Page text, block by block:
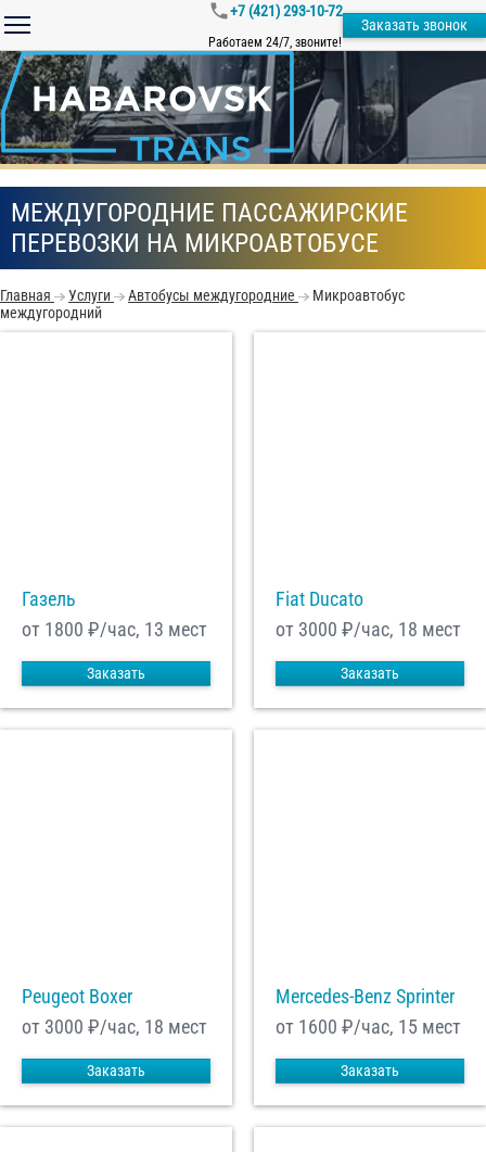
+7 (421) 293-10-72
Работаем 24/7, звоните!
Заказать звонок
МЕЖДУГОРОДНИЕ ПАССАЖИРСКИЕ
ПЕРЕВОЗКИ НА МИКРОАВТОБУСЕ
Главная Услуги Автобусы междугородние
Микроавтобус
междугородний
Газель
от 1800 ₽/час, 13 мест
Заказать
Fiat Ducato
от 3000 ₽/час, 18 мест
Заказать
Peugeot Boxer
от 3000 ₽/час, 18 мест
Заказать
Mercedes-Benz Sprinter
от 1600 ₽/час, 15 мест
Заказать
Отправить заказ